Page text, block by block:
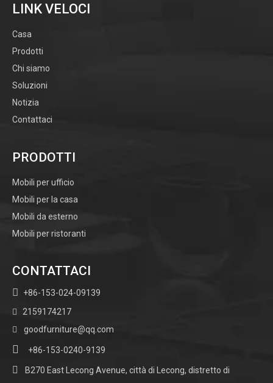
LINK VELOCI
Casa
Prodotti
Chi siamo
Soluzioni
Notizia
Contattaci
PRODOTTI
Mobili per ufficio
Mobili per la casa
Mobili da esterno
Mobili per ristoranti
CONTATTACI
 +86-153-024-09139
 2159174217
 goodfurniture@qq.com
 +86-153-0240-9139
 B270 East Lecong Avenue, città di Lecong, distretto di